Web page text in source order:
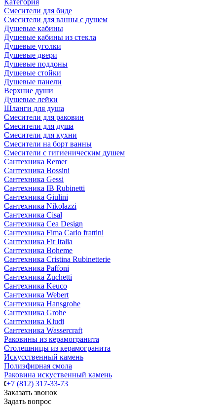
Категория
Смесители для биде
Смесители для ванны с душем
Душевые кабины
Душевые кабины из стекла
Душевые уголки
Душевые двери
Душевые поддоны
Душевые стойки
Душевые панели
Верхние души
Душевые лейки
Шланги для душа
Смесители для раковин
Смесители для душа
Смесители для кухни
Смесители на борт ванны
Смесители с гигиеническим душем
Сантехника Remer
Сантехника Bossini
Сантехника Gessi
Сантехника IB Rubinetti
Сантехника Giulini
Сантехника Nikolazzi
Сантехника Cisal
Сантехника Cea Design
Сантехника Fima Carlo frattini
Сантехника Fir Italia
Сантехника Boheme
Сантехника Cristina Rubinetterie
Сантехника Paffoni
Сантехника Zuchetti
Сантехника Keuco
Сантехника Webert
Сантехника Hansgrohe
Сантехника Grohe
Сантехника Kludi
Сантехника Wassercraft
Раковины из керамогранита
Столешницы из керамогранита
Искусственный камень
Полиэфирная смола
Раковина искуственный камень
+7 (812) 317-33-73
Заказать звонок
Задать вопрос